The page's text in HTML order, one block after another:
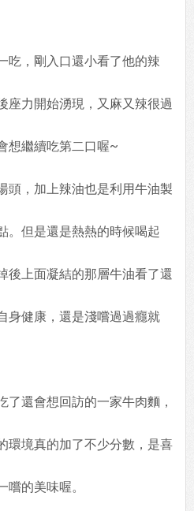
吃，剛入口還小看了他的辣
座力開始湧現，又麻又辣很過
想繼續吃第二口喔~
頭，加上辣油也是利用牛油製
。但是還是熱熱的時候喝起
後上面凝結的那層牛油看了還
身健康，還是淺嚐過過癮就
了還會想回訪的一家牛肉麵，
環境真的加了不少分數，是喜
的美味喔。